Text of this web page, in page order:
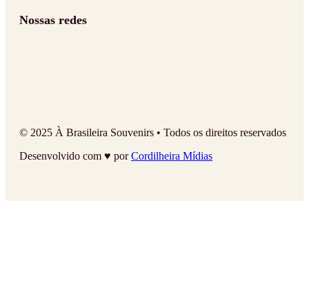
Nossas redes
© 2025 À Brasileira Souvenirs • Todos os direitos reservados
Desenvolvido com ♥ porCordilheira Mídias